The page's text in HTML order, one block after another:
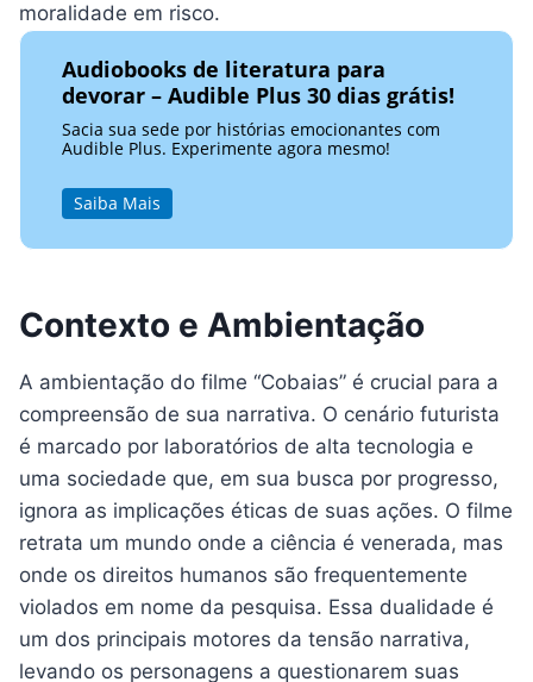
moralidade em risco.
Audiobooks de literatura para
devorar – Audible Plus 30 dias grátis!
Sacia sua sede por histórias emocionantes com
Audible Plus. Experimente agora mesmo!
Saiba Mais
Contexto e Ambientação
A ambientação do filme “Cobaias” é crucial para a
compreensão de sua narrativa. O cenário futurista
é marcado por laboratórios de alta tecnologia e
uma sociedade que, em sua busca por progresso,
ignora as implicações éticas de suas ações. O filme
retrata um mundo onde a ciência é venerada, mas
onde os direitos humanos são frequentemente
violados em nome da pesquisa. Essa dualidade é
um dos principais motores da tensão narrativa,
levando os personagens a questionarem suas